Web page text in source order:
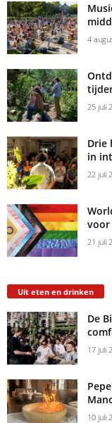
4
25 juli
Drie
in
22 juli
voor
21 juli
Uit eten en drinken
De
17 juli
10 juli